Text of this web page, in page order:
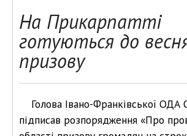
На Прикарпатті
готуються до
призову
Голова Івано-Франківської ОДА
підписав розпорядження «Про